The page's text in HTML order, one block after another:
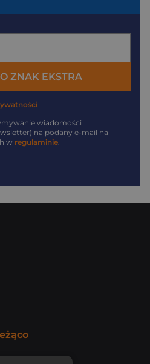
ZNAK EKSTRA
wiadomości
na podany e-mail na
w regulaminie.